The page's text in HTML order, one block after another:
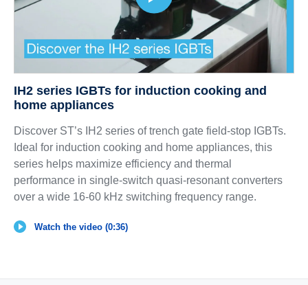
IH2 series IGBTs for induction cooking and
home appliances
Discover ST’s IH2 series of trench gate field-stop IGBTs.
Ideal for induction cooking and home appliances, this
series helps maximize efficiency and thermal
performance in single-switch quasi-resonant converters
over a wide 16-60 kHz switching frequency range.
Watch the video (0:36)